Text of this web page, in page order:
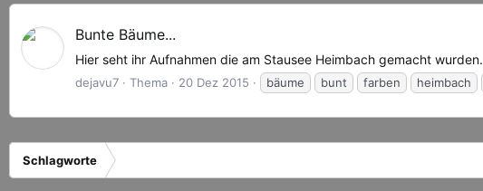
Bunte Bäume...
Hier seht ihr Aufnahmen die am Stausee Heimbach gemacht
dejavu7 Thema 20 Dez 2015 bäume bunt farben heimbach
Schlagworte